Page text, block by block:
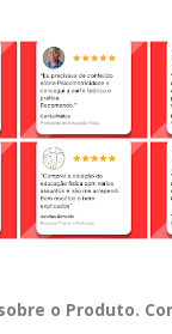
o Produto.